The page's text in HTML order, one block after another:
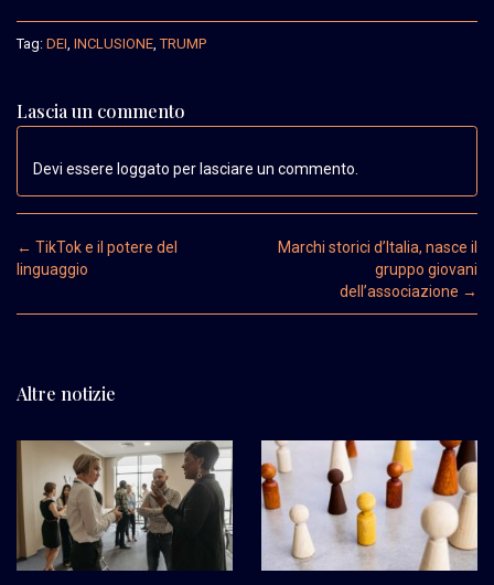
Tag: DEI, INCLUSIONE,TRUMP
Lascia un commento
Devi essere loggato per lasciare un commento.
Post navigation
← TikTok e il potere del
linguaggio
Marchi storici d’Italia, nasce il
gruppo giovani
dell’associazione →
Altre notizie